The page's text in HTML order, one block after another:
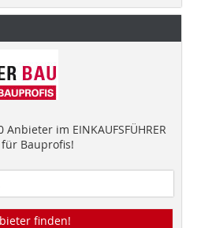
im EINKAUFSFÜHRER
Bauprofis!
finden!